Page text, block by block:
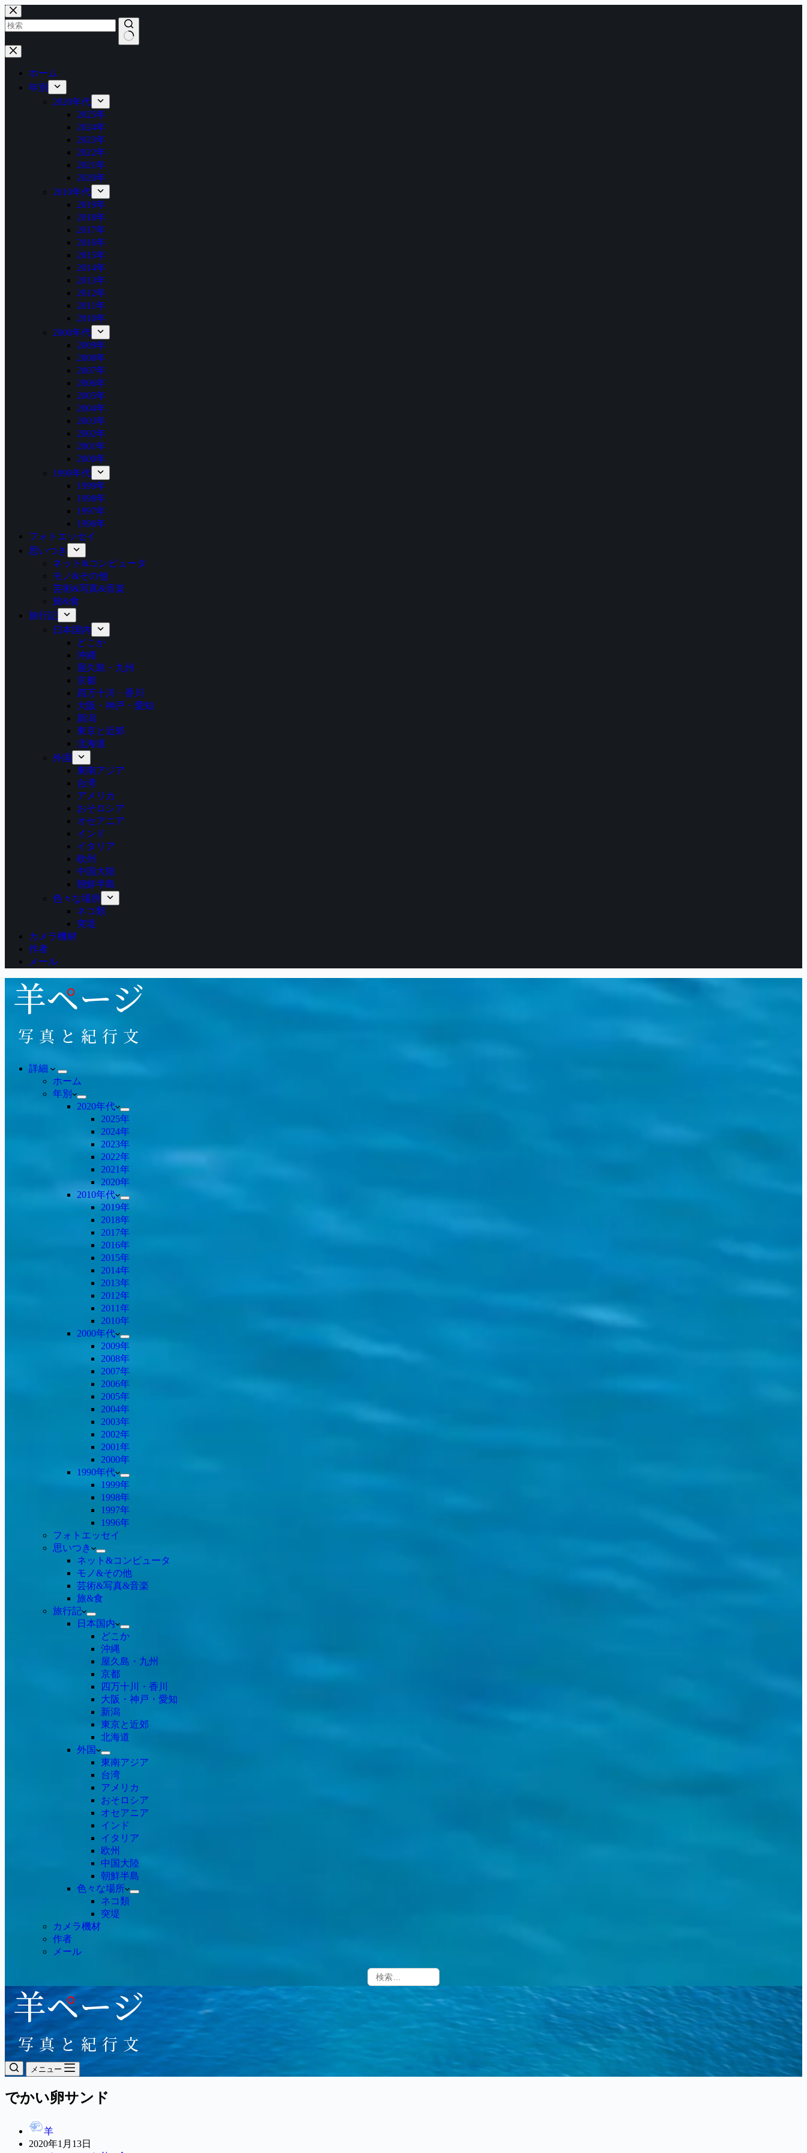
コ
ン
テ
ン
ツ
結
ホーム
年別
2020年代
2025年
2024年
2023年
2022年
2021年
2020年
2010年代
2019年
2018年
2017年
2016年
2015年
2014年
2013年
2012年
2011年
2010年
2000年代
2009年
2008年
2007年
2006年
2005年
2004年
2003年
2002年
2001年
2000年
1990年代
1999年
1998年
1997年
1996年
フォトエッセイ
思いつき
ネット&コンピュータ
モノ&その他
芸術&写真&音楽
旅&食
旅行記
日本国内
どこか
沖縄
屋久島・九州
京都
四万十川・香川
大阪・神戸・愛知
新潟
東京と近郊
北海道
外国
東南アジア
台湾
アメリカ
おそロシア
オセアニア
インド
イタリア
欧州
中国大陸
朝鮮半島
色々な場所
ネコ類
突堤
カメラ機材
作者
メール
詳細
ホーム
年別
2020年代
2025年
2024年
2023年
2022年
2021年
2020年
2010年代
2019年
2018年
2017年
2016年
2015年
2014年
2013年
2012年
2011年
2010年
2000年代
2009年
2008年
2007年
2006年
2005年
2004年
2003年
2002年
2001年
2000年
1990年代
1999年
1998年
1997年
1996年
フォトエッセイ
思いつき
ネット&コンピュータ
モノ&その他
芸術&写真&音楽
旅&食
旅行記
日本国内
どこか
沖縄
屋久島・九州
京都
四万十川・香川
大阪・神戸・愛知
新潟
東京と近郊
北海道
外国
東南アジア
台湾
アメリカ
おそロシア
オセアニア
インド
イタリア
欧州
中国大陸
朝鮮半島
色々な場所
ネコ類
突堤
カメラ機材
作者
メール
メニュー
でかい卵サンド
羊
2020年1月13日